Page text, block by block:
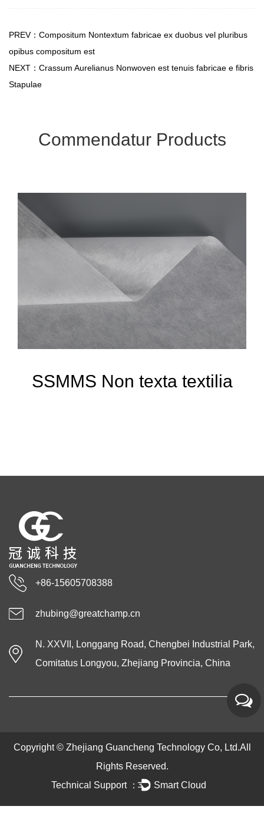
PREV：Compositum Nontextum fabricae ex duobus vel pluribus
opibus compositum est
NEXT：Crassum Aurelianus Nonwoven est tenuis fabricae e fibris
Stapulae
Commendatur Products
SSMMS Non texta textilia
+86-15605708388
zhubing@greatchamp.cn
N. XXVII, Longgang Road, Chengbei Industrial Park,
Comitatus Longyou, Zhejiang Provincia, China
Copyright © Zhejiang Guancheng Technology Co, Ltd.All
Rights Reserved.
Technical Support ： Smart Cloud